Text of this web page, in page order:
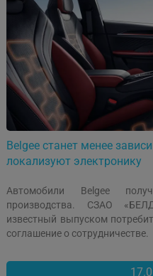
Belgee станет менее
локализуют электронику
Автомобили Belgee
производства. СЗАО
известный выпуском
соглашение о сотрудничестве.